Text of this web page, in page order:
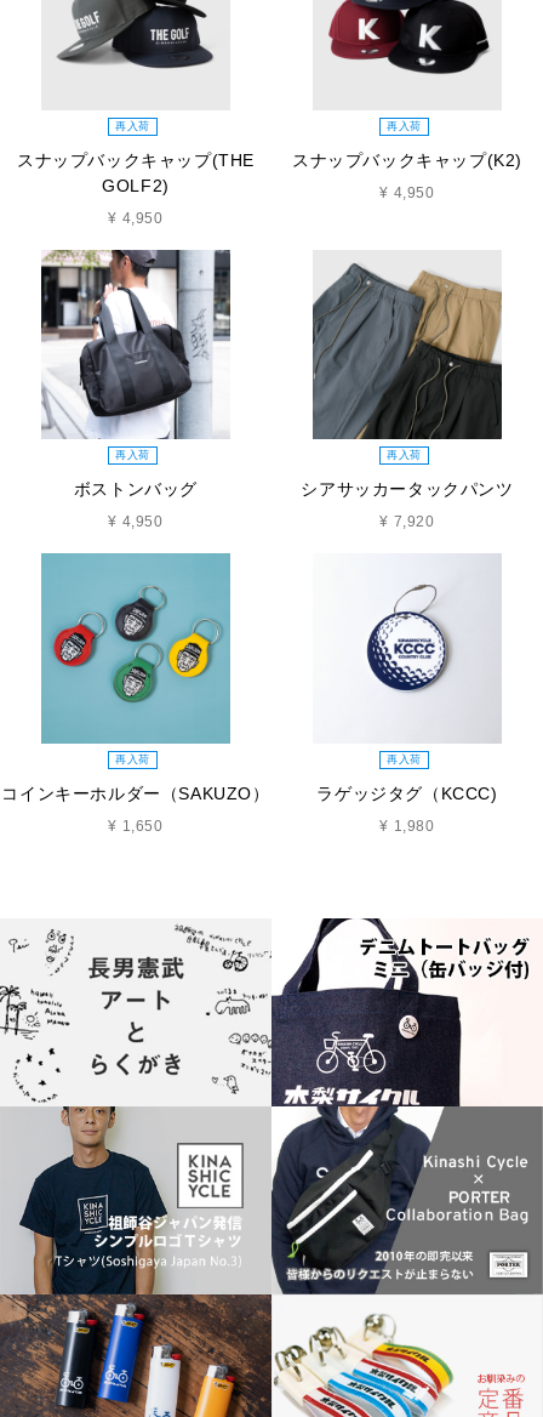
再入荷
スナップバックキャップ(THE
GOLF2)
¥ 4,950
再入荷
スナップバックキャップ(K2)
¥ 4,950
再入荷
ボストンバッグ
¥ 4,950
再入荷
シアサッカータックパンツ
¥ 7,920
再入荷
コインキーホルダー（SAKUZO）
¥ 1,650
再入荷
ラゲッジタグ（KCCC)
¥ 1,980